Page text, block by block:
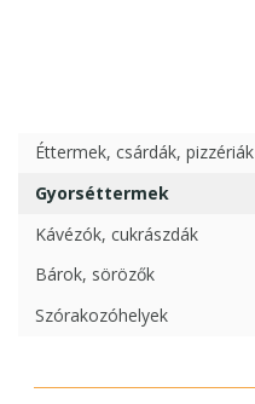
Éttermek, csárdák, pizzériák
Gyorséttermek
Kávézók, cukrászdák
Bárok, sörözők
Szórakozóhelyek